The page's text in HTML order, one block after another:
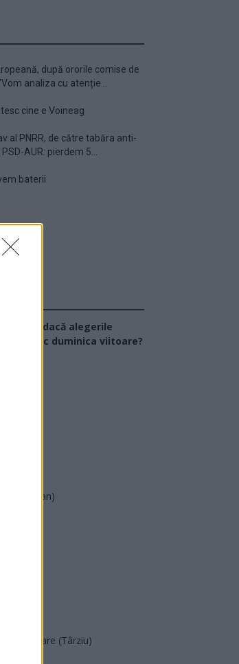
după ororile comise de
analiza cu atenție...
cine e Voineag
al PNRR, de către tabăra anti-
AUR: pierdem 5...
baterii
vota dacă alegerile
avea loc duminica viitoare?
(L. Orban)
(Târziu)